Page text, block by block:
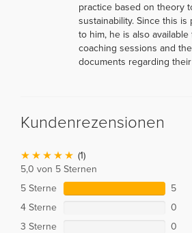
practice based on theory
sustainability. Since this is
to him, he is also
coaching sessions and
documents regarding
Kundenrezensionen
(1)
5,0 von 5 Sternen
5 Sterne
5
4 Sterne
0
3 Sterne
0